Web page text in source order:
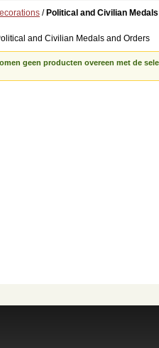
/ Political and Civilian
and Civilian Medals and Orders
geen producten overeen met de